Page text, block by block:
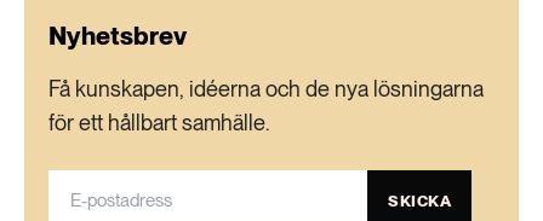
Nyhetsbrev
Få kunskapen, idéerna och de nya lösningarna
för ett hållbart samhälle.
SKICKA